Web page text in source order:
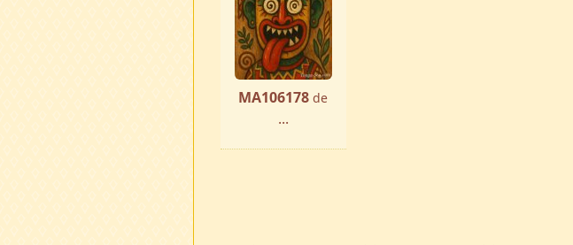
MA106178 de
...